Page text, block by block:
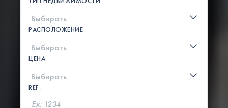
РАСПОЛОЖЕНИЕ
ЦЕНА
REF .